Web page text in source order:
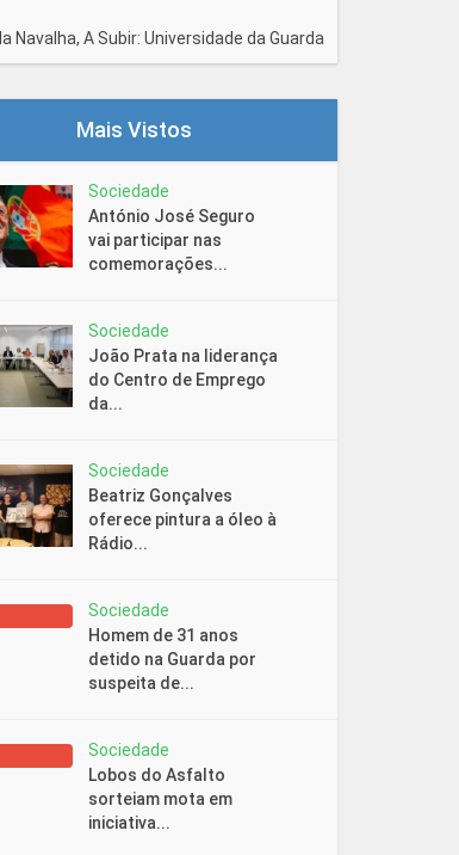
Navalha, A Subir: Universidade da Guarda
Mais Vistos
Sociedade
António José Seguro
vai participar nas
comemorações...
Sociedade
João Prata na liderança
do Centro de Emprego
da...
Sociedade
Beatriz Gonçalves
oferece pintura a óleo à
Rádio...
Sociedade
Homem de 31 anos
detido na Guarda por
suspeita de...
Sociedade
Lobos do Asfalto
sorteiam mota em
iniciativa...